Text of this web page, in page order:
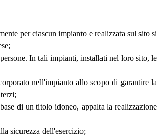
per ciascun impianto e realizzata sul sito si
In tali impianti, installati nel loro sito, le
nell'impianto allo scopo di garantire la
di un titolo idoneo, appalta la realizzazione
sicurezza dell'esercizio;